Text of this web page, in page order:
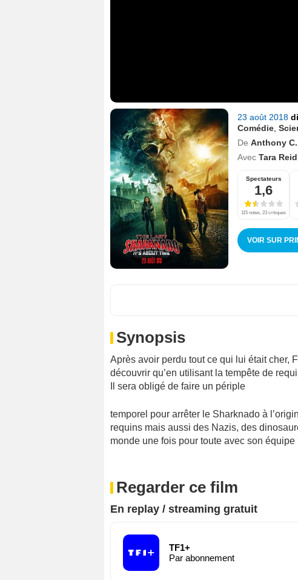
23 août 2018
Comédie
De Anthony
Avec Tara Reid
Spectateurs
1,6
115 notes, 23 critiques
VOIR SUR
Synopsis
Après avoir perdu tout ce qui lui était cher,
découvrir qu’en utilisant la tempête de
Il sera obligé de faire un périple
temporel pour arrêter le Sharknado à
requins mais aussi des Nazis, des
monde une fois pour toute avec son équipe
Regarder ce film
En replay / streaming gratuit
TF1+
Par abonnement